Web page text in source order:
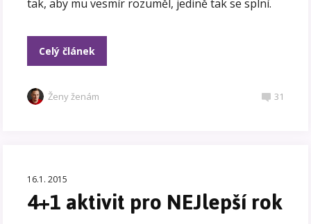
tak, aby mu vesmír rozuměl, jedině tak se splní.
Celý článek
Ženy ženám 31
16.1. 2015
4+1 aktivit pro NEJlepší rok